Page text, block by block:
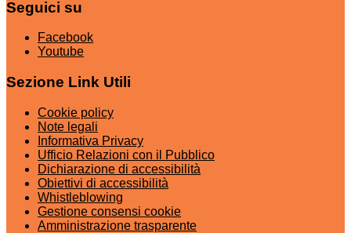
Seguici su
Facebook
Youtube
Sezione Link Utili
Cookie policy
Note legali
Informativa Privacy
Ufficio Relazioni con il Pubblico
Dichiarazione di accessibilità
Obiettivi di accessibilità
Whistleblowing
Gestione consensi cookie
Amministrazione trasparente